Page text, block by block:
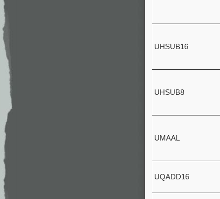
UHSUB16
UHSUB8
UMAAL
UQADD16